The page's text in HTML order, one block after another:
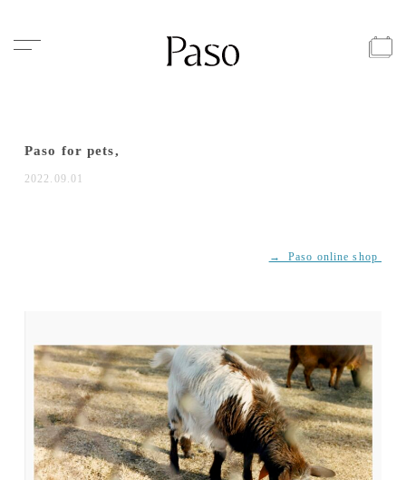
Paso for pets,
2022.09.01
→ Paso online shop